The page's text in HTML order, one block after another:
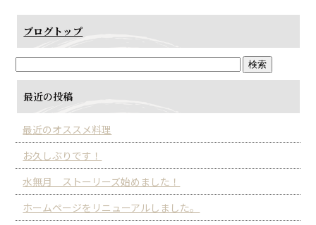
ブログトップ
最近の投稿
最近のオススメ料理
お久しぶりです！
水無月 ストーリーズ始めました！
ホームページをリニューアルしました。